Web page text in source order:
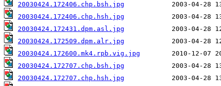
20030424.172406.chp.bsh.jpg
20030424.172406.chp.hsh.jpg
20030424.172431.dpm.asl.jpg
20030424.172509.dpm.alr.jpg
20030424.172600.mk4.rpb.vig.jpg
20030424.172707.chp.bsh.jpg
20030424.172707.chp.hsh.jpg